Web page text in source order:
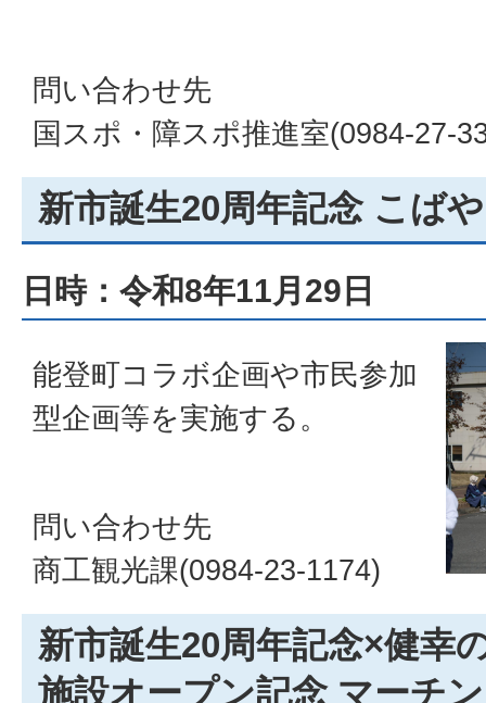
問い合わせ先
国スポ・障スポ推進室(0984-27-
新市誕生20周年記念 こば
日時：令和8年11月29日
能登町コラボ企画や市民参加
型企画等を実施する。
問い合わせ先
商工観光課(0984-23-1174)
新市誕生20周年記念×健幸
施設オープン記念 マーチ